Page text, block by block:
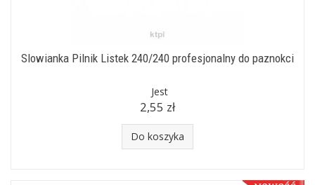
Slowianka Pilnik Listek 240/240 profesjonalny do paznokci
Jest
2,55 zł
Do koszyka